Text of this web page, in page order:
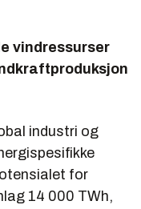
vindressurser
industri og
for
14 000 TWh,